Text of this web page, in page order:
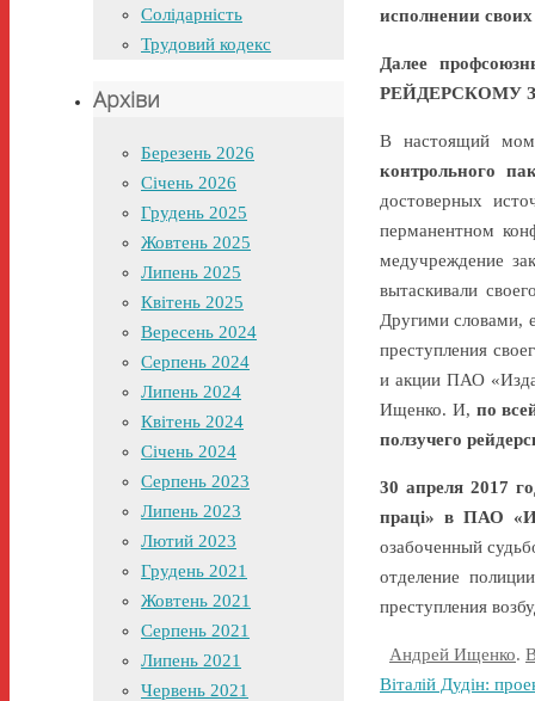
исполнении
Далее
РЕЙДЕРСКОМУ
В настоящий
контрольного
достоверных
перманентном
медучреждение
вытаскивали
Другими словами,
преступления
и акции ПАО
Ищенко. И, по
ползучего
30 апреля 2017
праці» в ПАО
озабоченный
отделение
преступления
Андрей Ищенко.
Віталій Дудін:
Солідарність
Трудовий кодекс
Архіви
Березень 2026
Січень 2026
Грудень 2025
Жовтень 2025
Липень 2025
Квітень 2025
Вересень 2024
Серпень 2024
Липень 2024
Квітень 2024
Січень 2024
Серпень 2023
Липень 2023
Лютий 2023
Грудень 2021
Жовтень 2021
Серпень 2021
Липень 2021
Червень 2021